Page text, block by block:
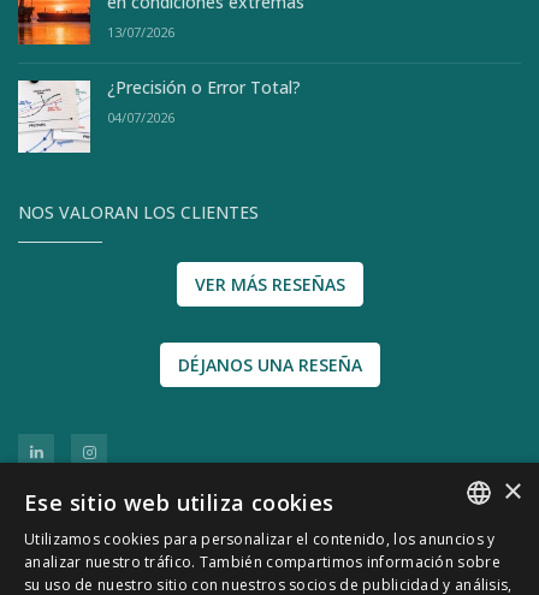
13/07/2026
¿Precisión o Error Total?
04/07/2026
NOS VALORAN LOS CLIENTES
VER MÁS RESEÑAS
DÉJANOS UNA RESEÑA
SPANISH
×
Ese sitio web utiliza cookies
Utilizamos cookies para personalizar el contenido, los anuncios y
analizar nuestro tráfico. También compartimos información sobre
su uso de nuestro sitio con nuestros socios de publicidad y análisis,